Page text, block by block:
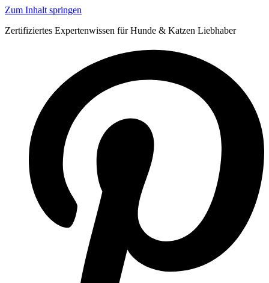
Zum Inhalt springen
Zertifiziertes Expertenwissen für Hunde & Katzen Liebhaber